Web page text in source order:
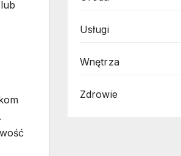
Usługi
Wnętrza
Zdrowie